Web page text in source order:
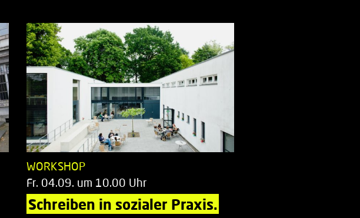
WORKSHOP
Fr. 04.09. um 10.00 Uhr
Schreiben in sozialer Praxis.